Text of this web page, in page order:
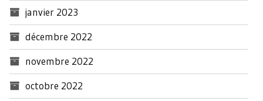
janvier 2023
décembre 2022
novembre 2022
octobre 2022